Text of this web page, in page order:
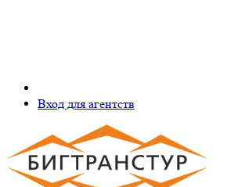
Вход для агентств